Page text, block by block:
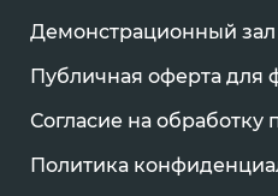
Демонстрационный зал
Публичная оферта для
Согласие на
Политика